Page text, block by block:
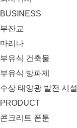
BUSINESS
부잔교
마리나
부유식 건축물
부유식 방파제
수상 태양광 발전 시설
PRODUCT
콘크리트 폰툰